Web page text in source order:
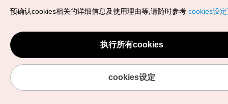
Copyrights (c) 韩国旅游发展局版权所有
VISITKOREA官方邮箱
chnsim@knto.or.kr
预确认cookies相关的详细信息及使用理由等,请随时参考 cookies设
执行所有cookies
cookies设定